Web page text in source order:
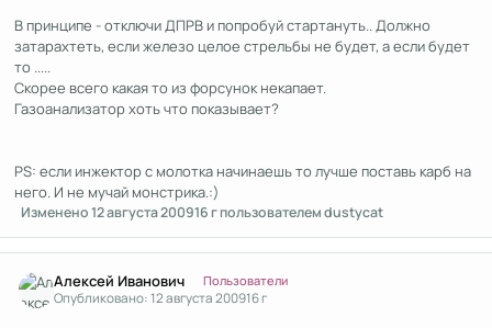
В принципе - отключи ДПРВ и попробуй стартануть.. Должно
затарахтеть, если железо целое стрельбы не будет, а если будет
то .....
Скорее всего какая то из форсунок некапает.
Газоанализатор хоть что показывает?
PS: если инжектор с молотка начинаешь то лучше поставь карб на
него. И не мучай монстрика.:)
Изменено12 августа 200916 гпользователем dustycat
Алексей Иванович Пользователи
Опубликовано:12 августа 200916 г